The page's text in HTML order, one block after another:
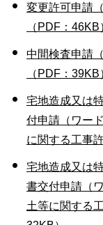
変更許可申請
（PDF：46KB
中間検査申請
（PDF：39KB
宅地造成又は
付申請 （ワー
に関する工事
宅地造成又は
書交付申請 （
土等に関する